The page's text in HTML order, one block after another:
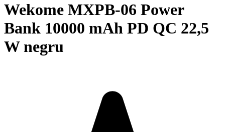
Wekome MXPB-06 Power
Bank 10000 mAh PD QC 22,5
W negru